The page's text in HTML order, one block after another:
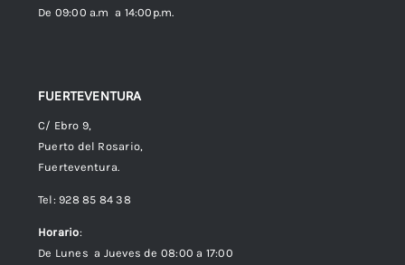
De 09:00 a.m a 14:00p.m.
FUERTEVENTURA
C/ Ebro 9,
Puerto del Rosario,
Fuerteventura.
Tel: 928 85 84 38
Horario:
De Lunes a Jueves de 08:00 a 17:00